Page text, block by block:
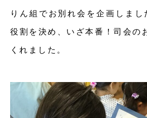
りん組でお別れ会を企画しま
役割を決め、いざ本番！司会の
くれました。